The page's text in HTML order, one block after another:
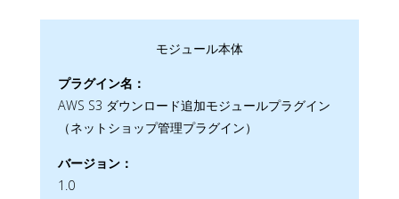
モジュール本体
プラグイン名：
AWS S3 ダウンロード追加モジュールプラグイン
（ネットショップ管理プラグイン）
バージョン：
1.0